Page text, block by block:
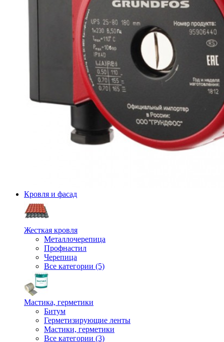
Кровля и фасад
Жесткая кровля
Металлочерепица
Профнастил
Черепица
Все категории (5)
Мастика, герметики
Битум
Герметизирующие ленты
Мастики, герметики
Все категории (3)